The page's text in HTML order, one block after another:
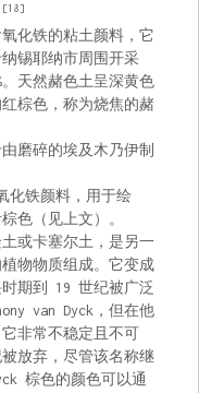
[18]
化铁的粘土颜料，它
锡耶纳市周围开采
天然赭色土呈深黄色
棕色，称为烧焦的赭
磨碎的埃及木乃伊制
化铁颜料，用于绘
色（见上文）。
或卡塞尔土，是另一
物物质组成。它变成
期到 19 世纪被广泛
van Dyck，但在他
非常不稳定且不可
放弃，尽管该名称继
棕色的颜色可以通